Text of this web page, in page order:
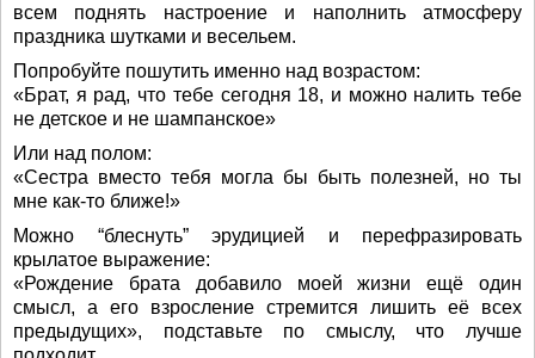
всем поднять настроение и наполнить атмосферу
праздника шутками и весельем.
Попробуйте пошутить именно над возрастом:
«Брат, я рад, что тебе сегодня 18, и можно налить тебе
не детское и не шампанское»
Или над полом:
«Сестра вместо тебя могла бы быть полезней, но ты
мне как-то ближе!»
Можно “блеснуть” эрудицией и перефразировать
крылатое выражение:
«Рождение брата добавило моей жизни ещё один
смысл, а его взросление стремится лишить её всех
предыдущих», подставьте по смыслу, что лучше